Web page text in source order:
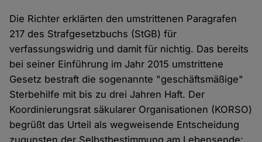
Die Richter erklärten den umstrittenen Paragrafen
217 des Strafgesetzbuchs (StGB) für
verfassungswidrig und damit für nichtig. Das bereits
bei seiner Einführung im Jahr 2015 umstrittene
Gesetz bestraft die sogenannte "geschäftsmäßige"
Sterbehilfe mit bis zu drei Jahren Haft. Der
Koordinierungsrat säkularer Organisationen (KORSO)
begrüßt das Urteil als wegweisende Entscheidung